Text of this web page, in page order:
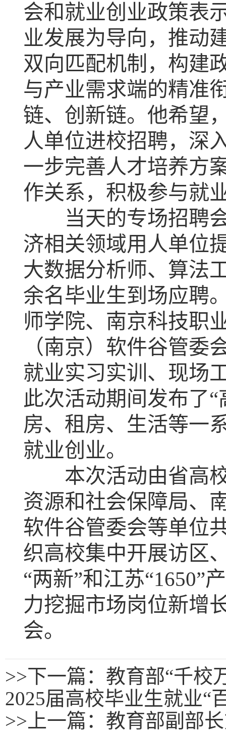
会和就业创业政策表
业发展为导向，推动
双向匹配机制，构建
与产业需求端的精准
链、创新链。他希望
人单位进校招聘，深
一步完善人才培养方
作关系，积极参与就
当天的专场招聘会
济相关领域用人单位
大数据分析师、算法
余名毕业生到场应聘
师学院、南京科技职
（南京）软件谷管委
就业实习实训、现场
此次活动期间发布了
房、租房、生活等一
就业创业。
本次活动由省高校
资源和社会保障局、
软件谷管委会等单位
织高校集中开展访区
“两新”和江苏“1650”
力挖掘市场岗位新增
会。
>>下一篇：教育部“千校
2025届高校毕业生就业“
>> 上一篇： 教育部副部